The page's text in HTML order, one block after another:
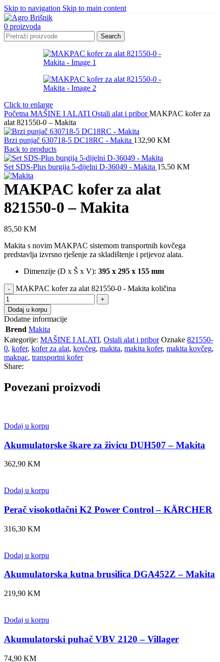
Skip to navigation Skip to main content
0 proizvoda
Search
Click to enlarge
Početna MAŠINE I ALATI Ostali alat i priborMAKPAC kofer za
alat 821550-0 – Makita
Brzi punjač 630718-5 DC18RC - Makita 132,90 KM
Back to products
Set SDS-Plus burgija 5-dijelni D-36049 - Makita 15,50 KM
MAKPAC kofer za alat
821550-0 – Makita
85,50 KM
Makita s novim MAKPAC sistemom transportnih kovčega
predstavlja izvrsno rješenje za skladištenje i prijevoz alata.
Dimenzije (D x Š x V): 395 x 295 x 155 mm
MAKPAC kofer za alat 821550-0 - Makita količina
Dodaj u korpu
Dodatne informacije
Brend Makita
Kategorije: MAŠINE I ALATI, Ostali alat i pribor Oznake 821550-
0, kofer, kofer za alat, kovčeg, makita, makita kofer, makita kovčeg,
makpac, transportni kofer
Share:
Povezani proizvodi
Dodaj u korpu
Akumulatorske škare za živicu DUH507 – Makita
362,90 KM
Dodaj u korpu
Perač visokotlačni K2 Power Control – KÄRCHER
316,30 KM
Dodaj u korpu
Akumulatorska kutna brusilica DGA452Z – Makita
219,90 KM
Dodaj u korpu
Akumulatorski puhač VBV 2120 – Villager
74,90 KM